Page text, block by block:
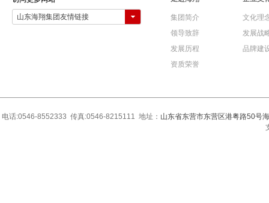
山东海翔集团友情链接
集团简介
领导致辞
发展历程
资质荣誉
文化理
发展战
品牌建
电话:0546-8552333 传真:0546-8215111 地址： 山东省东营市东营区港粤路50号